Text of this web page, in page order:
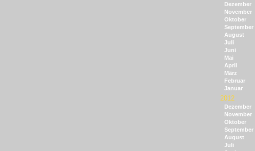
Dezember
November
Oktober
September
August
Juli
Juni
Mai
April
März
Februar
Januar
2012
Dezember
November
Oktober
September
August
Juli